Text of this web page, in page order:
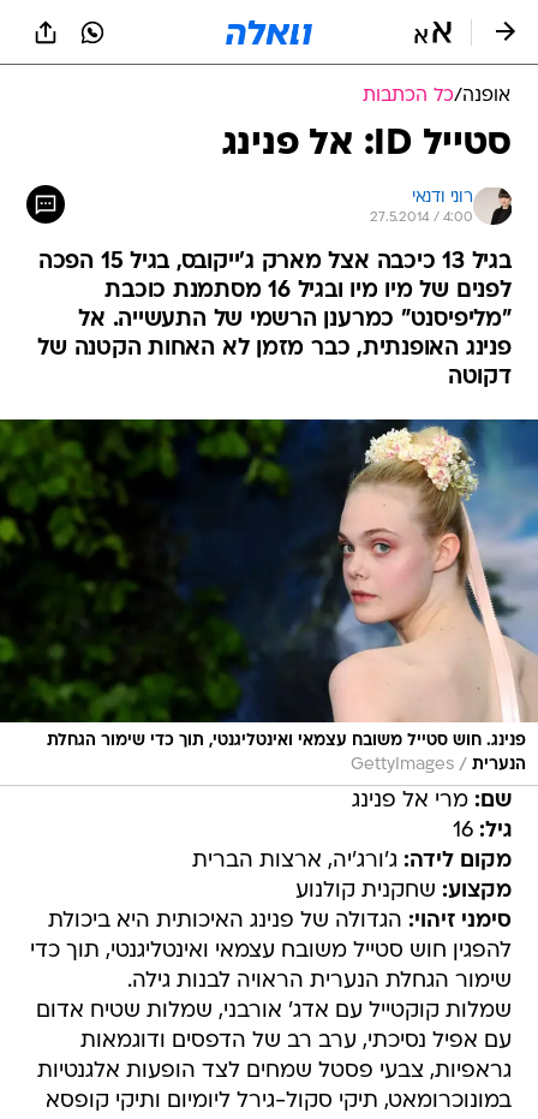
אופנה/כל הכתבות
סטייל ID: אל פנינג
רוני ודנאי
27.5.2014 / 4:00
בגיל 13 כיכבה אצל מארק ג'ייקובס, בגיל 15 הפכה
לפנים של מיו מיו ובגיל 16 מסתמנת כוכבת
"מליפיסנט" כמרענן הרשמי של התעשייה. אל
פנינג האופנתית, כבר מזמן לא האחות הקטנה של
דקוטה
פנינג. חוש סטייל משובח עצמאי ואינטליגנטי, תוך כדי שימור הגחלת
הנערית /
GettyImages
שם: מרי אל פנינג
גיל: 16
מקום לידה: ג'ורג'יה, ארצות הברית
מקצוע: שחקנית קולנוע
סימני זיהוי: הגדולה של פנינג האיכותית היא ביכולת
להפגין חוש סטייל משובח עצמאי ואינטליגנטי, תוך כדי
שימור הגחלת הנערית הראויה לבנות גילה.
שמלות קוקטייל עם אדג' אורבני, שמלות שטיח אדום
עם אפיל נסיכתי, ערב רב של הדפסים ודוגמאות
גראפיות, צבעי פסטל שמחים לצד הופעות אלגנטיות
במונוכרומאט, תיקי סקול-גירל ליומיום ותיקי קופסא